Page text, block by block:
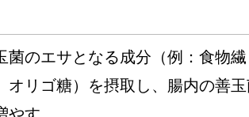
菌のエサとなる成分（例：食物繊
オリゴ糖）を摂取し、腸内の善